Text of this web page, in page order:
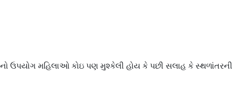
ઉપયોગ મહિલાઓ કોઇ પણ મુશ્કેલી હોય કે પછી સલાહ કે સ્થળાંતરની